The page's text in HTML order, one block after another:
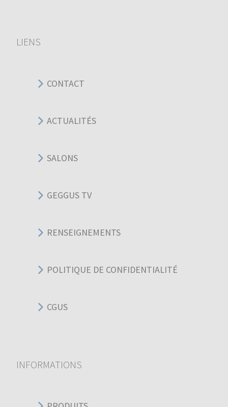
LIENS
CONTACT
ACTUALITÉS
SALONS
GEGGUS TV
RENSEIGNEMENTS
POLITIQUE DE CONFIDENTIALITÉ
CGUS
INFORMATIONS